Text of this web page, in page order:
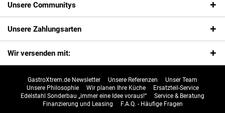
Unsere Communitys
Unsere Zahlungsarten
Wir versenden mit:
GastroXtrem.de Newsletter Unsere Referenzen
Unser Team
Unsere Philosophie
Wir planen Ihre Küche
Ersatzteil-Service
Edelstahl Sonderbau „immer eine Idee voraus!“
Service & Beratung
Finanzierung und Leasing
F.A.Q. - Häufige Fragen